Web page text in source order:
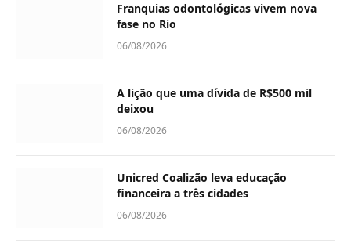
Franquias odontológicas vivem nova
fase no Rio
06/08/2026
A lição que uma dívida de R$500 mil
deixou
06/08/2026
Unicred Coalizão leva educação
financeira a três cidades
06/08/2026